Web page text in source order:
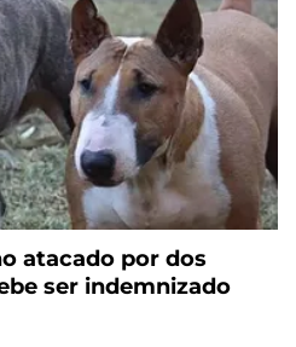
atacado por dos
ser indemnizado